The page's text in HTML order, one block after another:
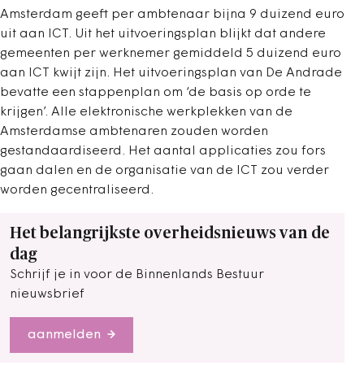
Amsterdam geeft per ambtenaar bijna 9 duizend euro
uit aan ICT. Uit het uitvoeringsplan blijkt dat andere
gemeenten per werknemer gemiddeld 5 duizend euro
aan ICT kwijt zijn. Het uitvoeringsplan van De Andrade
bevatte een stappenplan om ‘de basis op orde te
krijgen’. Alle elektronische werkplekken van de
Amsterdamse ambtenaren zouden worden
gestandaardiseerd. Het aantal applicaties zou fors
gaan dalen en de organisatie van de ICT zou verder
worden gecentraliseerd.
Het belangrijkste overheidsnieuws van de
dag
Schrijf je in voor de Binnenlands Bestuur
nieuwsbrief
aanmelden